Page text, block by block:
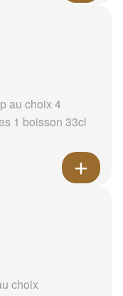
au choix 4
1 boisson 33cl
choix